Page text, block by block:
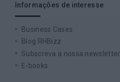
Informações de interesse
Business Cases
Blog RHBizz
Subscreva a nossa newsletter
E-books